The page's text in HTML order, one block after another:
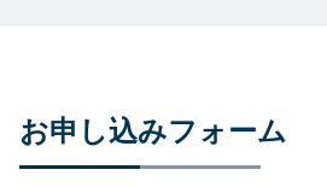
お申し込みフォーム